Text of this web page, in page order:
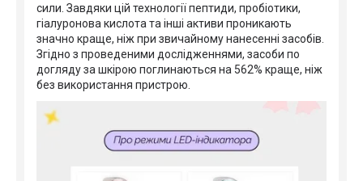
сили. Завдяки цій технології пептиди, пробіотики,
гіалуронова кислота та інші активи проникають
значно краще, ніж при звичайному нанесенні засобів.
Згідно з проведеними дослідженнями, засоби по
догляду за шкірою поглинаються на 562% краще, ніж
без використання пристрою.